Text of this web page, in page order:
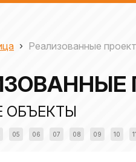
› Реализованные
ОБЪЕКТЫ
05 06 07 08 09 10